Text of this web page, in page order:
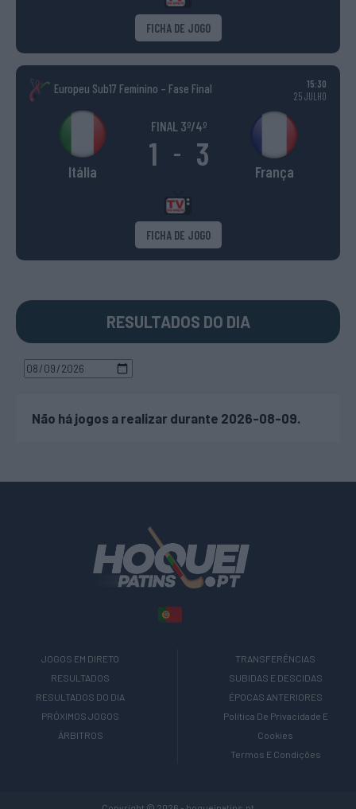
FICHA DE JOGO
Europeu Sub17 Feminino – Fase Final
15:30
25 JULHO
Itália
FINAL 3º/4º
1 - 3 França
FICHA DE JOGO
RESULTADOS DO DIA
Não há jogos a realizar durante 2026-08-09.
JOGOS EM DIRETO
RESULTADOS
RESULTADOS DO DIA
PRÓXIMOS JOGOS
ÁRBITROS
TRANSFERÊNCIAS
SUBIDAS E DESCIDAS
ÉPOCAS ANTERIORES
Política De Privacidade E
Cookies
Termos E Condições